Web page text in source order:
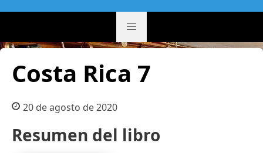
Costa Rica 7
20 de agosto de 2020
Resumen del libro